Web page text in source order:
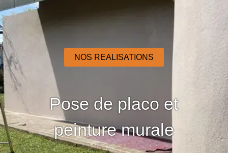
NOS REALISATIONS
Pose de placo et
peinture murale